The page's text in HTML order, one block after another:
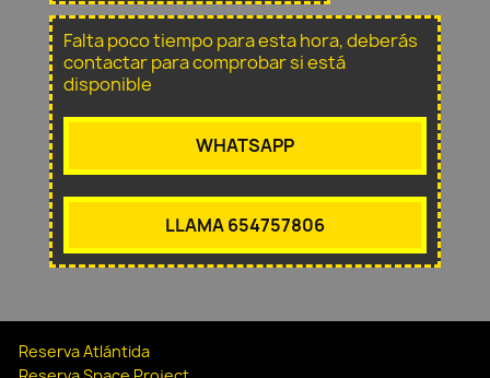
Falta poco tiempo para esta hora, deberás
contactar para comprobar si está
disponible
WHATSAPP
LLAMA 654757806
Reserva Atlántida